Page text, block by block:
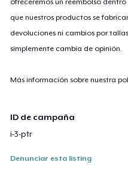
ofreceremos un reembolso
que nuestros productos se
devoluciones ni cambios por
simplemente cambia de opinión.
Más información sobre nuestra
ID de campaña
i-3-ptr
Denunciar esta listing